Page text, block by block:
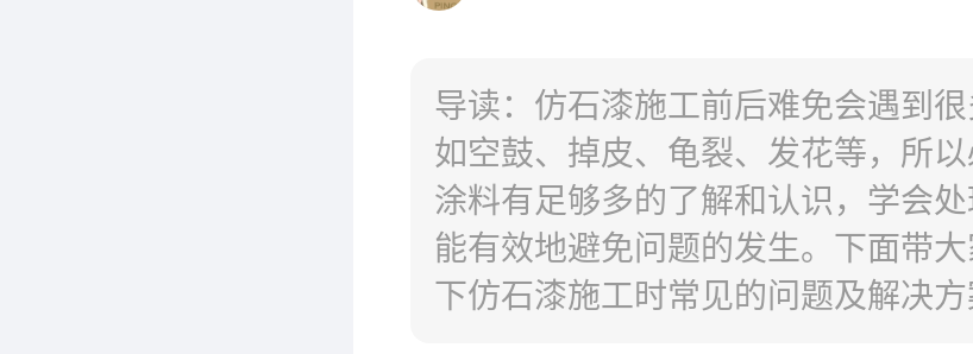
导读：仿石漆施工前后难免会遇到很
如空鼓、掉皮、龟裂、发花等，所
涂料有足够多的了解和认识，学会
能有效地避免问题的发生。下面带
下仿石漆施工时常见的问题及解决方